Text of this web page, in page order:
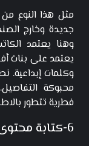
مثل هذا النوع من
جديدة وخارج
وهنا يعتمد
يعتمد على بنات
وكلمات إبداعية.
محبوكة
فطرية تتطور
6-كتابة محتوى السوشيال ميديا